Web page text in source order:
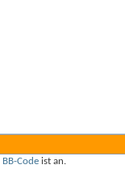
BB-Codeist an.